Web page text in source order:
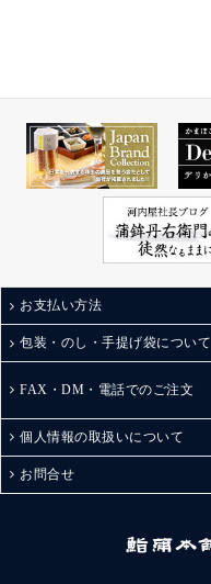
お支払い方法
包装・のし・手提げ袋について
FAX・DM・電話でのご注文
個人情報の取扱いについて
お問合せ